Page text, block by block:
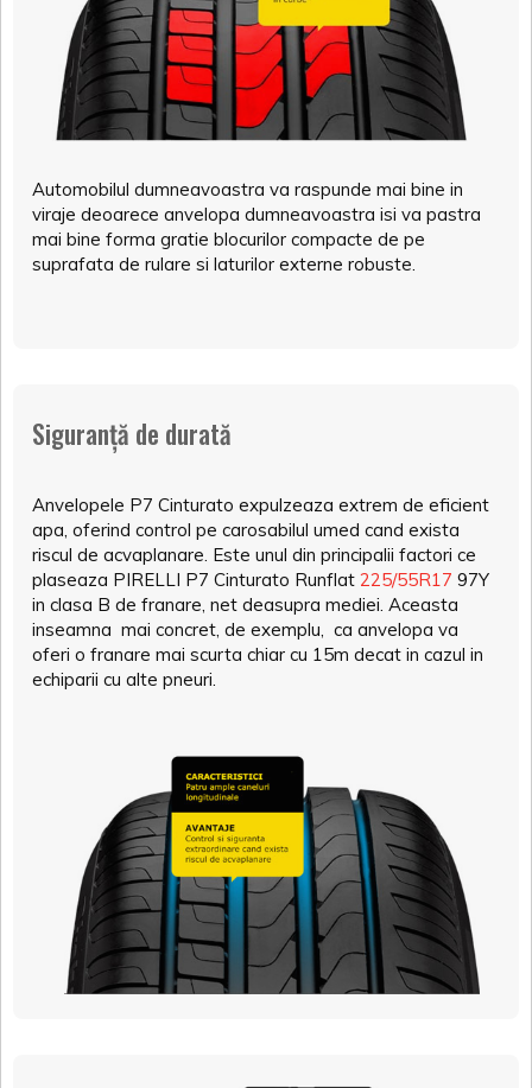
Automobilul dumneavoastra va raspunde mai bine in
viraje deoarece anvelopa dumneavoastra isi va pastra
mai bine forma gratie blocurilor compacte de pe
suprafata de rulare si laturilor externe robuste.
Siguranță de durată
Anvelopele P7 Cinturato expulzeaza extrem de eficient
apa, oferind control pe carosabilul umed cand exista
riscul de acvaplanare. Este unul din principalii factori ce
plaseaza PIRELLI P7 Cinturato Runflat 225/55R17 97Y
in clasa B de franare, net deasupra mediei. Aceasta
inseamna mai concret, de exemplu, ca anvelopa va
oferi o franare mai scurta chiar cu 15m decat in cazul in
echiparii cu alte pneuri.